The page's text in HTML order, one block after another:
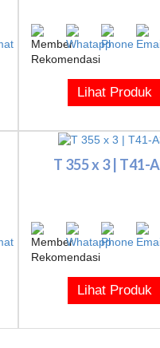
Lihat Produk
T 355 x 3 | T41-
Lihat Produk